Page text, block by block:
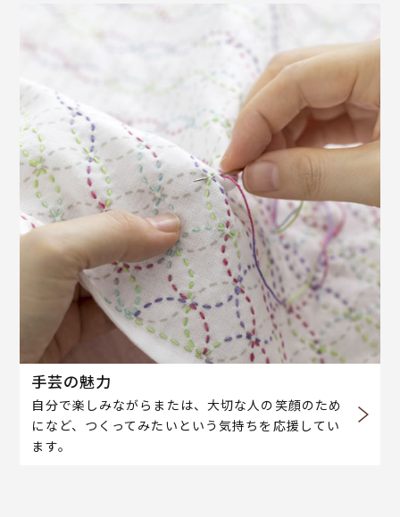
手芸の魅力
自分で楽しみながらまたは、大切な人の笑顔のため
になど、つくってみたいという気持ちを応援してい
ます。